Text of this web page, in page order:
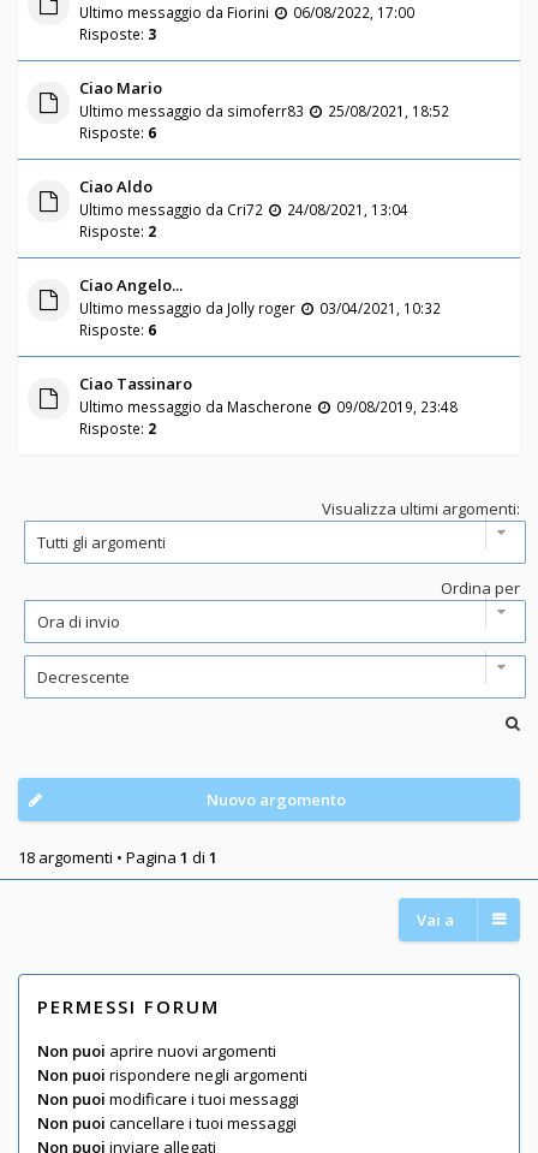
Ultimo messaggio da Fiorini
06/08/2022, 17:00
Risposte: 3
Ciao Mario
Ultimo messaggio da simoferr83
25/08/2021, 18:52
Risposte: 6
Ciao Aldo
Ultimo messaggio da Cri72
24/08/2021, 13:04
Risposte: 2
Ciao Angelo...
Ultimo messaggio da Jolly roger
03/04/2021, 10:32
Risposte: 6
Ciao Tassinaro
Ultimo messaggio da Mascherone
09/08/2019, 23:48
Risposte: 2
Visualizza ultimi argomenti:
Ordina per
Nuovo argomento
18 argomenti • Pagina 1 di 1
Vai a
PERMESSI FORUM
Non puoi aprire nuovi argomenti
Non puoi rispondere negli argomenti
Non puoi modificare i tuoi messaggi
Non puoi cancellare i tuoi messaggi
Non puoi inviare allegati